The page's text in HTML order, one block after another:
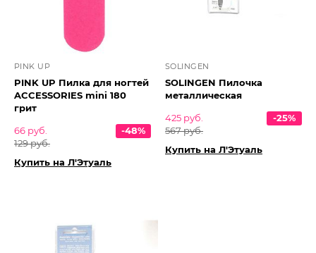
PINK UP
PINK UP Пилка для ногтей
ACCESSORIES mini 180
грит
66 руб.
129 руб.
-48%
Купить на Л'Этуаль
SOLINGEN
SOLINGEN Пилочка
металлическая
425 руб.
567 руб.
-25%
Купить на Л'Этуаль